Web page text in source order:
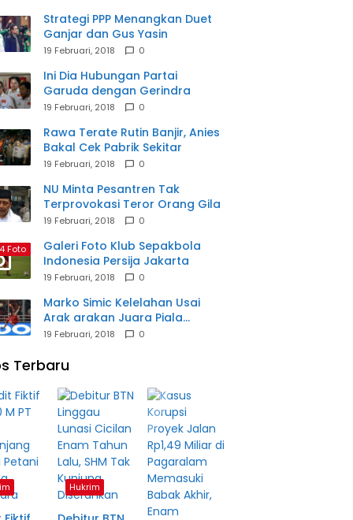
Strategi PPP Menangkan Duet
Ganjar dan Gus Yasin
19 Februari, 2018 0
Ini Dia Hubungan Partai
Garuda dengan Gerindra
19 Februari, 2018 0
Rawa Terate Rutin Banjir, Anies
Bakal Cek Pabrik Sekitar
19 Februari, 2018 0
NU Minta Pesantren Tak
Terprovokasi Teror Orang Gila
19 Februari, 2018 0
4 Foto
Galeri Foto Klub Sepakbola
Indonesia Persija Jakarta
19 Februari, 2018 0
Marko Simic Kelelahan Usai
Arak arakan Juara Piala
Presiden
19 Februari, 2018 0
Terbaru
Hukrim